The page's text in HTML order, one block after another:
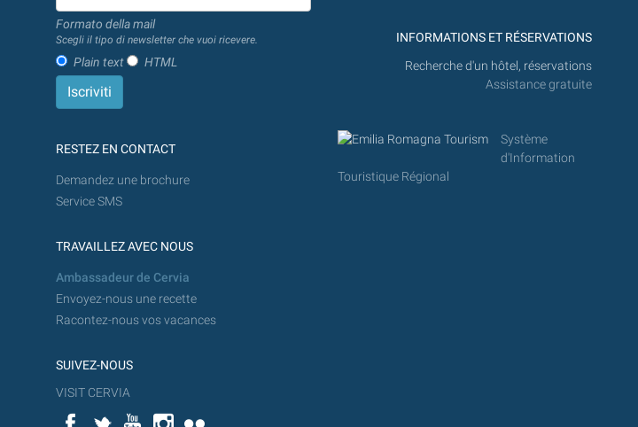
Formato della mail
Scegli il tipo di newsletter che vuoi ricevere.
Plain text HTML
RESTEZ EN CONTACT
Demandez une brochure
Service SMS
TRAVAILLEZ AVEC NOUS
Ambassadeur de Cervia
Envoyez-nous une recette
Racontez-nous vos vacances
SUIVEZ-NOUS
VISIT CERVIA
FacebookTwitterYouTubeInstagram
INFORMATIONS ET RÉSERVATIONS
Recherche d'un hôtel, réservations
Assistance gratuite
Système
d'Information
Touristique Régional